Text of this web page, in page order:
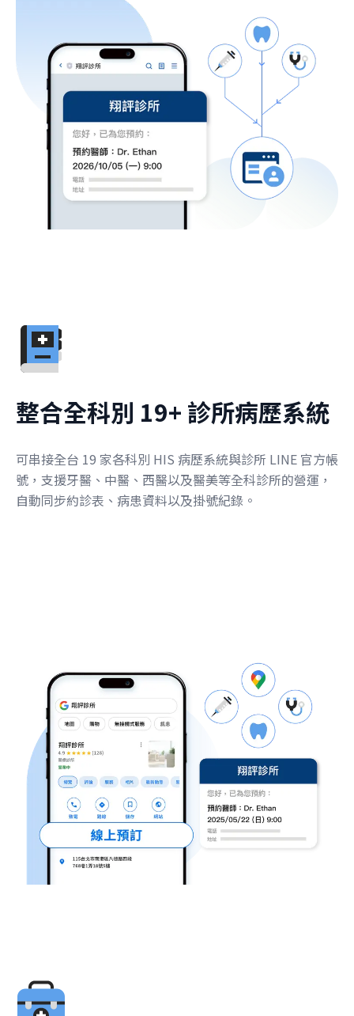
整合全科別 19+ 診所病歷系統
可串接全台 19 家各科別 HIS 病歷系統與診所 LINE 官方帳
號，支援牙醫、中醫、西醫以及醫美等全科診所的營運，
自動同步約診表、病患資料以及掛號紀錄。